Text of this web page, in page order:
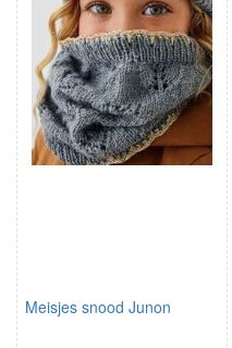
Meisjes snood Junon